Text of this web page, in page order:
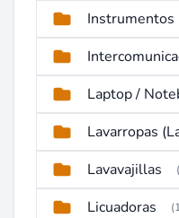
Instrumentos
Laptop /
Lavarropas
Lavavajillas
Licuadoras